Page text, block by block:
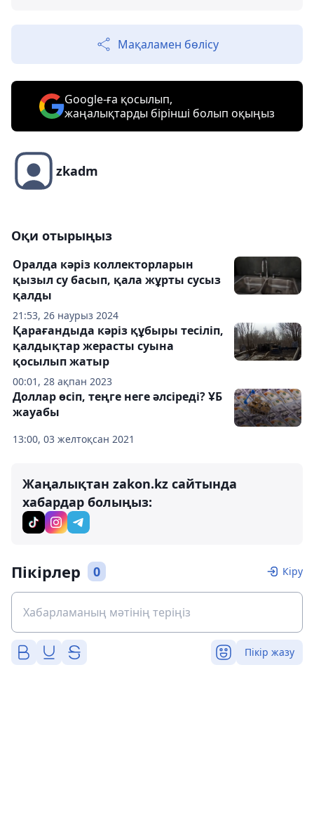
Мақаламен бөлісу
Google-ға қосылып,
жаңалықтарды бірінші болып оқыңыз
zkadm
Оқи отырыңыз
21:53, 26 наурыз 2024
Оралда кәріз коллекторларын
қызыл су басып, қала жұрты сусыз
қалды
00:01, 28 ақпан 2023
Қарағандыда кәріз құбыры тесіліп,
қалдықтар жерасты суына
қосылып жатыр
13:00, 03 желтоқсан 2021
Доллар өсіп, теңге неге әлсіреді? ҰБ
жауабы
Жаңалықтан zakon.kz сайтында
хабардар болыңыз:
Пікірлер 0 Кіру
Пікір жазу